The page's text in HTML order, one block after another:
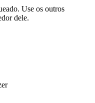
Use os outros
dele.